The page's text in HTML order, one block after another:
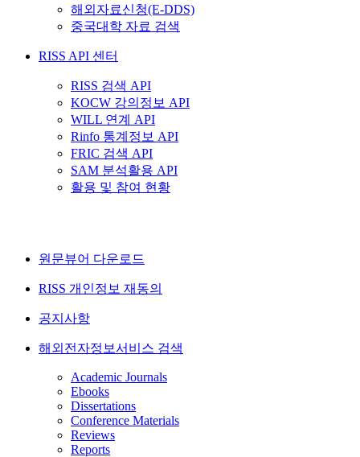
해외자료신청(E-DDS)
중국대학 자료 검색
RISS API 센터
RISS 검색 API
KOCW 강의정보 API
WILL 연계 API
Rinfo 통계정보 API
FRIC 검색 API
SAM 분석활용 API
활용 및 참여 현황
원문뷰어 다운로드
RISS 개인정보 재동의
공지사항
해외전자정보서비스 검색
Academic Journals
Ebooks
Dissertations
Conference Materials
Reviews
Reports